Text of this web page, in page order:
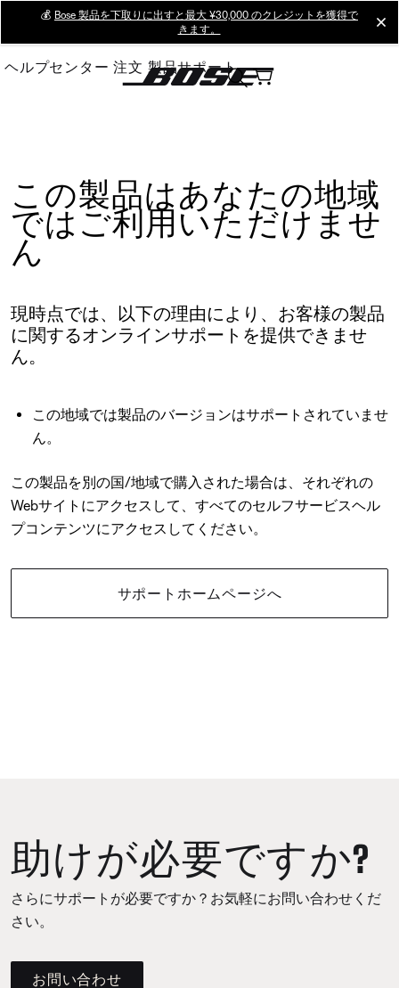
Main
💰 Bose 製品を下取りに出すと最大 ¥30,000 のクレジットを獲得で
きます。
ヘルプセンター 注文 製品サポート
この製品はあなたの地域
ではご利用いただけませ
ん
現時点では、以下の理由により、お客様の製品
に関するオンラインサポートを提供できませ
ん。
この地域では製品のバージョンはサポートされていませ
ん。
この製品を別の国/地域で購入された場合は、それぞれの
Webサイトにアクセスして、すべてのセルフサービスヘル
プコンテンツにアクセスしてください。
サポートホームページへ
助けが必要ですか?
さらにサポートが必要ですか？お気軽にお問い合わせくだ
さい。
お問い合わせ